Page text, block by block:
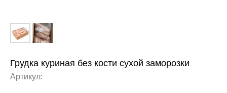
Грудка куриная без кости сухой заморозки
Артикул: